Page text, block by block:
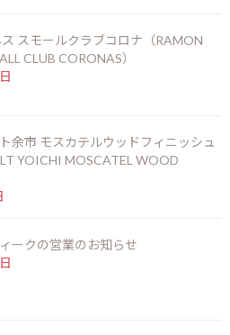
のお知らせ
2025)
時間のお知らせ
スモールクラブコロナ（RAMON
CLUB CORONAS）
余市 モスカテルウッドフィニッシュ
YOICHI MOSCATEL WOOD
ークの営業のお知らせ